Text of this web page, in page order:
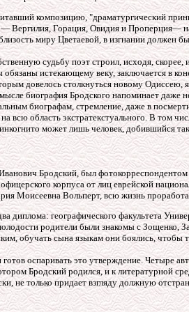
композицию, "драматургический
Горация, Овидия и Проперция—
миру Цветаевой, в изгнании должен
судьбу поэт строил, исходя, скорее,
истекающему веку, заключается в
довелось столкнуться новому Одиссею,
биография Бродского напоминает
биографам, стремление, даже в
всю область экстратекстуального. В том
может лишь человек, добившийся
Бродский, был фотокорреспондентом
корпуса от лиц еврейской
Моисеевна Вольперт, всю жизнь
географического факультета
родители были знакомы с
обучать сына языкам они боялись, чтобы
оспаривать это утверждение. Четыре
Бродский родился, и к литературной
не только придает взгляду должную